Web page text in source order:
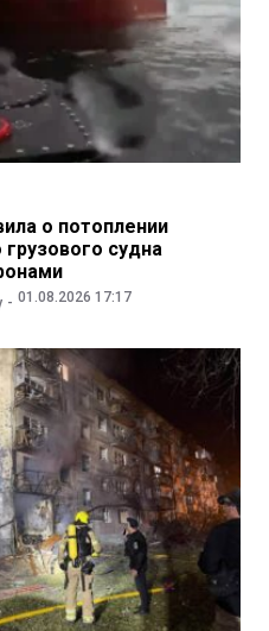
о потоплении
грузового судна
01.08.2026 17:17